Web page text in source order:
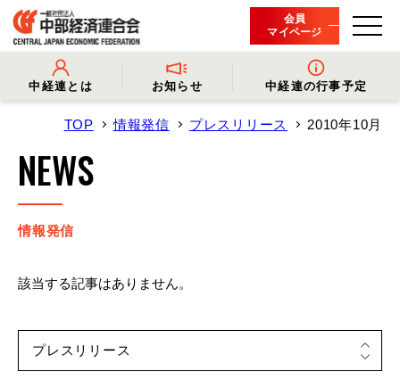
会員
マイページ
中経連とは
- 中経連とは - 会長挨拶
- 役員名簿
- 会員一覧
お知らせ
- 情報発信 - プレスリリース
- 会長コメント
- イベント・セミナー
中経連の行事予定
TOP 情報発信 プレスリリース 2010年10月
NEWS
情報発信
該当する記事はありません。